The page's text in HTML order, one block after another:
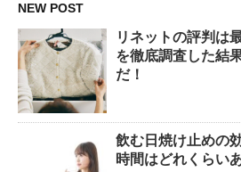
NEW POST
リネットの評判は
を徹底調査した結
だ！
飲む日焼け止めの
時間はどれくらい